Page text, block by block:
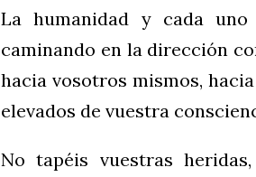
La humanidad y cada
caminando en la dirección
hacia vosotros mismos,
elevados de vuestra
No tapéis vuestras